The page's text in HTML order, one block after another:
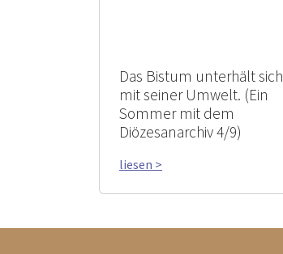
Das Bistum unterhält sich
mit seiner Umwelt. (Ein
Sommer mit dem
Diözesanarchiv 4/9)
liesen >